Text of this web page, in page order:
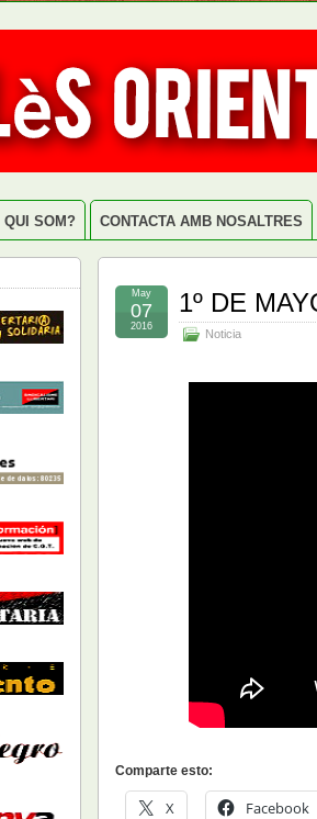
QUI SOM? CONTACTA AMB NOSALTRES
1º DE
Noticia
May
07
2016
Comparte esto:
X Facebook